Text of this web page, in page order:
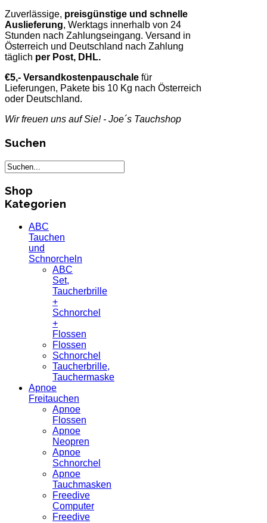
Zuverlässige, preisgünstige und schnelle
Auslieferung, Werktags innerhalb von 24
Stunden nach Zahlungseingang. Versand in
Österreich und Deutschland nach Zahlung
täglich per Post, DHL.
€5,- Versandkostenpauschale für
Lieferungen, Pakete bis 10 Kg nach Österreich
oder Deutschland.
Wir freuen uns auf Sie! - Joe´s Tauchshop
Suchen
Shop
Kategorien
ABC
Tauchen
und
Schnorcheln
ABC
Set,
Taucherbrille
+
Schnorchel
+
Flossen
Flossen
Schnorchel
Taucherbrille,
Tauchermaske
Apnoe
Freitauchen
Apnoe
Flossen
Apnoe
Neopren
Apnoe
Schnorchel
Apnoe
Tauchmasken
Freedive
Computer
Freedive